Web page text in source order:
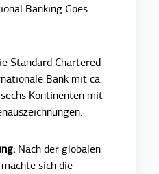
Banking Goes
Standard Chartered
Bank mit ca.
Kontinenten mit
Nach der globalen
sich die